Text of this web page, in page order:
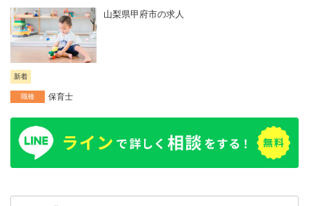
山梨県甲府市の求人
新着
職種 保育士